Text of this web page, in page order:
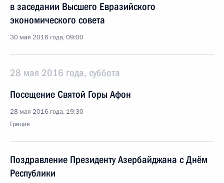
в заседании Высшего Евразийского
экономического совета
30 мая 2016 года, 09:00
28 мая 2016 года, суббота
Посещение Святой Горы Афон
28 мая 2016 года, 19:30
Греция
Поздравление Президенту Азербайджана с Днём
Республики